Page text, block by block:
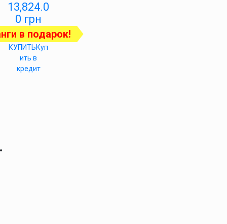
13,824.0
0 грн
в подарок!
КУПИТЬКуп
ить в
кредит